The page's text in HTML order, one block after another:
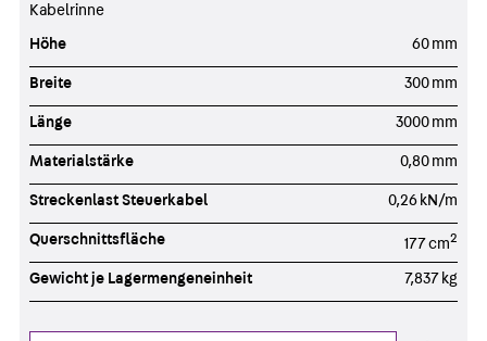
Kabelrinne
Höhe 60 mm
Breite 300 mm
Länge 3000 mm
Materialstärke 0,80 mm
Streckenlast Steuerkabel 0,26 kN/m
Querschnittsfläche 177 cm2
Gewicht je Lagermengeneinheit 7,837 kg